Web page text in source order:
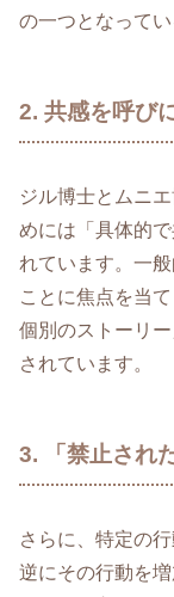
の一つとなって
2. 共感を呼び
ジル博士とムニ
めには「具体的
れています。一
ことに焦点を当
個別のストーリ
されています。
3. 「禁止され
さらに、特定の
逆にその行動を